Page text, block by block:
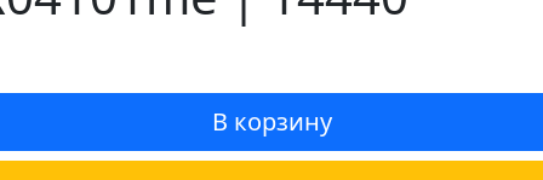
В корзину